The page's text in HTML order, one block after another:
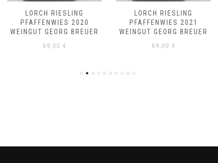
LORCH RIESLING
PFAFFENWIES 2020
WEINGUT GEORG BREUER
69,00 €
LORCH RIESLING
PFAFFENWIES 2021
WEINGUT GEORG BREUER
69,00 €